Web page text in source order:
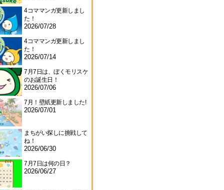
4コママンガ更新しまし
た！
2026/07/28
4コママンガ更新しまし
た！
2026/07/14
7月7日は、ぼくモリスケ
のお誕生日！
2026/07/06
7月！壁紙更新しました!
2026/07/01
まちがい探しに挑戦して
ね！
2026/06/30
7月7日は何の日？
2026/06/27